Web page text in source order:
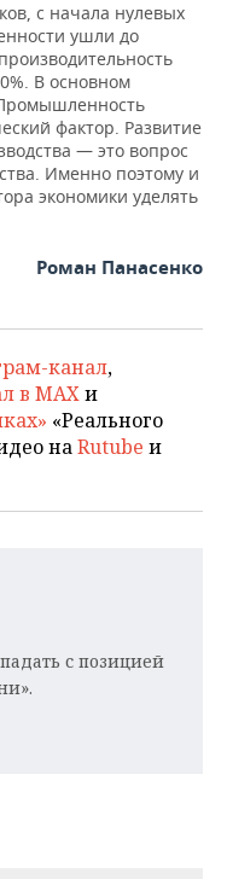
с начала нулевых
ушли до
В основном
фактор. Развитие
— это вопрос
Именно поэтому и
экономики уделять
Роман Панасенко
канал,
в MAXи
«Реального
наRutube и
с позицией